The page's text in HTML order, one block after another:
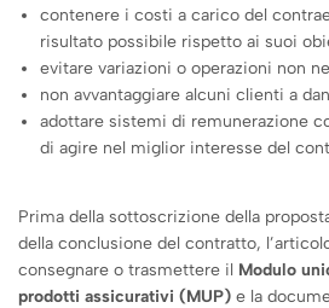
contenere i costi a carico del
risultato possibile rispetto ai suoi
evitare variazioni o operazioni non
non avvantaggiare alcuni clienti a
adottare sistemi di remunerazione
di agire nel miglior interesse del
Prima della sottoscrizione della
della conclusione del contratto,
consegnare o trasmettere il Modulo
prodotti assicurativi (MUP) e la